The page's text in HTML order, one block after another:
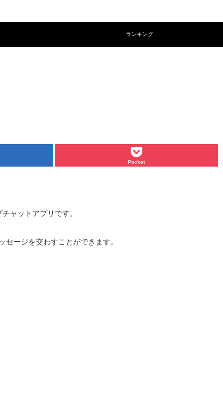
ランキング
Pocket
ャットアプリです。
ージを交わすことができます。